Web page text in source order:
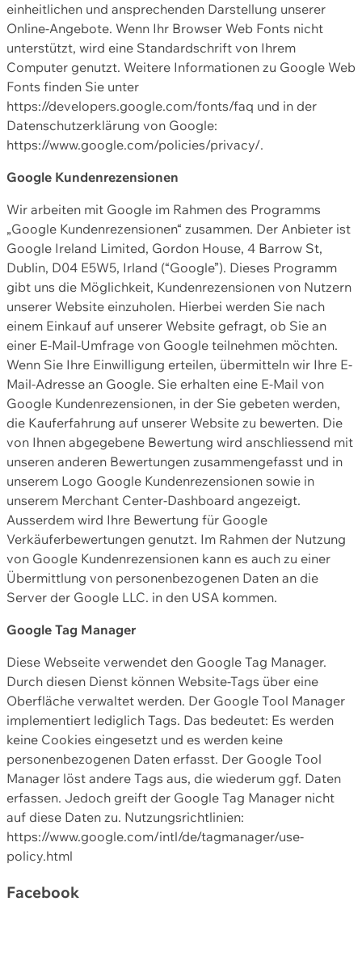
einheitlichen und ansprechenden Darstellung unserer
Online-Angebote. Wenn Ihr Browser Web Fonts nicht
unterstützt, wird eine Standardschrift von Ihrem
Computer genutzt. Weitere Informationen zu Google Web
Fonts finden Sie unter
https://developers.google.com/fonts/faq und in der
Datenschutzerklärung von Google:
https://www.google.com/policies/privacy/.
Google Kundenrezensionen
Wir arbeiten mit Google im Rahmen des Programms
„Google Kundenrezensionen“ zusammen. Der Anbieter ist
Google Ireland Limited, Gordon House, 4 Barrow St,
Dublin, D04 E5W5, Irland (“Google”). Dieses Programm
gibt uns die Möglichkeit, Kundenrezensionen von Nutzern
unserer Website einzuholen. Hierbei werden Sie nach
einem Einkauf auf unserer Website gefragt, ob Sie an
einer E-Mail-Umfrage von Google teilnehmen möchten.
Wenn Sie Ihre Einwilligung erteilen, übermitteln wir Ihre E-
Mail-Adresse an Google. Sie erhalten eine E-Mail von
Google Kundenrezensionen, in der Sie gebeten werden,
die Kauferfahrung auf unserer Website zu bewerten. Die
von Ihnen abgegebene Bewertung wird anschliessend mit
unseren anderen Bewertungen zusammengefasst und in
unserem Logo Google Kundenrezensionen sowie in
unserem Merchant Center-Dashboard angezeigt.
Ausserdem wird Ihre Bewertung für Google
Verkäuferbewertungen genutzt. Im Rahmen der Nutzung
von Google Kundenrezensionen kann es auch zu einer
Übermittlung von personenbezogenen Daten an die
Server der Google LLC. in den USA kommen.
Google Tag Manager
Diese Webseite verwendet den Google Tag Manager.
Durch diesen Dienst können Website-Tags über eine
Oberfläche verwaltet werden. Der Google Tool Manager
implementiert lediglich Tags. Das bedeutet: Es werden
keine Cookies eingesetzt und es werden keine
personenbezogenen Daten erfasst. Der Google Tool
Manager löst andere Tags aus, die wiederum ggf. Daten
erfassen. Jedoch greift der Google Tag Manager nicht
auf diese Daten zu. Nutzungsrichtlinien:
https://www.google.com/intl/de/tagmanager/use-
policy.html
Facebook